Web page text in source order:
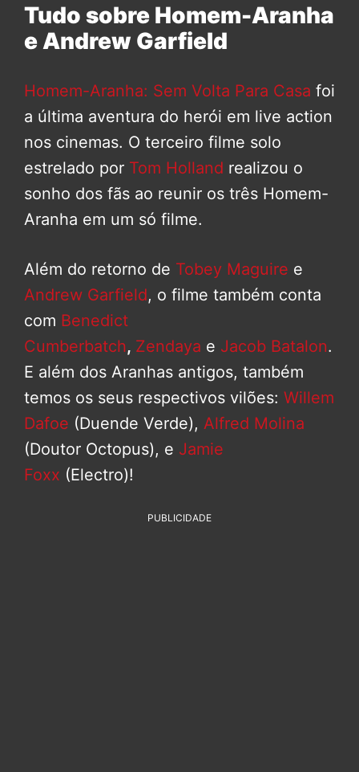
Tudo sobre Homem-Aranha
e Andrew Garfield
Homem-Aranha: Sem Volta Para Casa foi
a última aventura do herói em live action
nos cinemas. O terceiro filme solo
estrelado por Tom Holland realizou o
sonho dos fãs ao reunir os três Homem-
Aranha em um só filme.
Além do retorno de Tobey Maguire e
Andrew Garfield, o filme também conta
com Benedict
Cumberbatch, Zendaya e Jacob Batalon.
E além dos Aranhas antigos, também
temos os seus respectivos vilões: Willem
Dafoe (Duende Verde), Alfred Molina
(Doutor Octopus), e Jamie
Foxx (Electro)!
PUBLICIDADE